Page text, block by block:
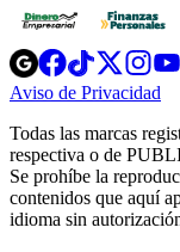
Opens
in
new
Opens
in
new
Opens
in
new
window
new
Aviso de Privacidad
Todas las marcas
respectiva o de
Se prohíbe la
contenidos que aquí
idioma sin